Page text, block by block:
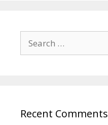
for:
Recent Comments